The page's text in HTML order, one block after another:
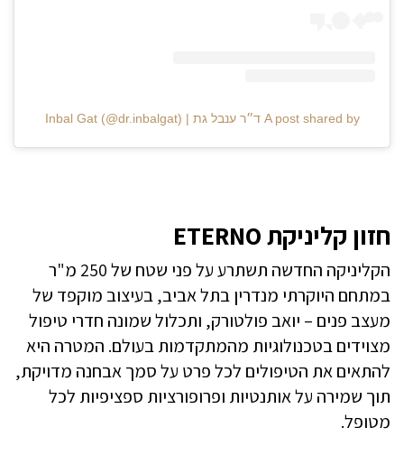
A post shared by ד״ר ענבל גת | Inbal Gat (@dr.inbalgat)
חזון קליניקת ETERNO
הקליניקה החדשה תשתרע על פני שטח של 250 מ"ר
במתחם היוקרתי מנדרין בתל אביב, בעיצוב מוקפד של
מעצב פנים – יואב פולטורק, ותכלול שמונה חדרי טיפול
מצוידים בטכנולוגיות מהמתקדמות בעולם. המטרה היא
להתאים את הטיפולים לכל פרט על סמך אבחנה מדויקת,
תוך שמירה על אותנטיות ופרופורציות ספציפיות לכל
מטופל.